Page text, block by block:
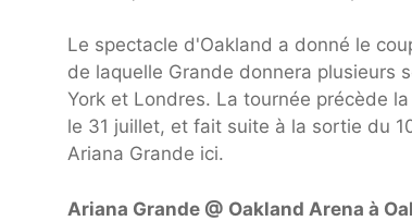
Le spectacle d'Oakland a donné le
de laquelle Grande donnera plusieurs
York et Londres. La tournée précède
le 31 juillet, et fait suite à la sortie du
Ariana Grande ici.
Ariana Grande @ Oakland Arena à